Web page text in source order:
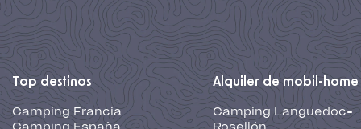
Top destinos
Camping Francia
Alquiler de mobil-home
Camping Languedoc-